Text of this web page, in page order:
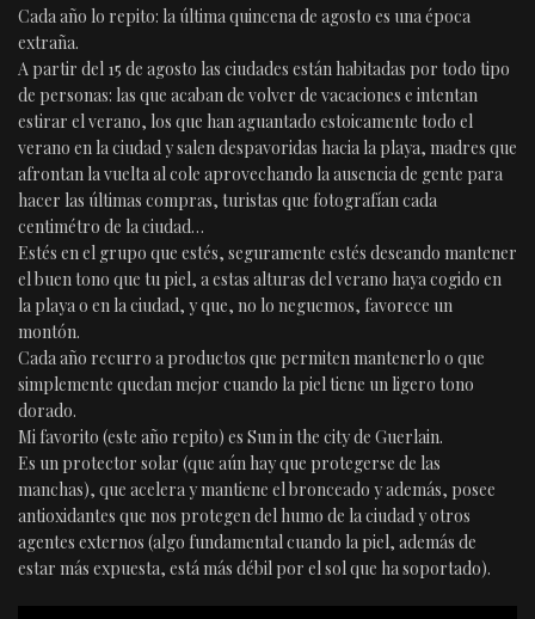
Cada año lo repito: la última quincena de agosto es una época
extraña.
A partir del 15 de agosto las ciudades están habitadas por todo tipo
de personas: las que acaban de volver de vacaciones e intentan
estirar el verano, los que han aguantado estoicamente todo el
verano en la ciudad y salen despavoridas hacia la playa, madres que
afrontan la vuelta al cole aprovechando la ausencia de gente para
hacer las últimas compras, turistas que fotografían cada
centimétro de la ciudad…
Estés en el grupo que estés, seguramente estés deseando mantener
el buen tono que tu piel, a estas alturas del verano haya cogido en
la playa o en la ciudad, y que, no lo neguemos, favorece un
montón.
Cada año recurro a productos que permiten mantenerlo o que
simplemente quedan mejor cuando la piel tiene un ligero tono
dorado.
Mi favorito (este año repito) es Sun in the city de Guerlain.
Es un protector solar (que aún hay que protegerse de las
manchas), que acelera y mantiene el bronceado y además, posee
antioxidantes que nos protegen del humo de la ciudad y otros
agentes externos (algo fundamental cuando la piel, además de
estar más expuesta, está más débil por el sol que ha soportado).